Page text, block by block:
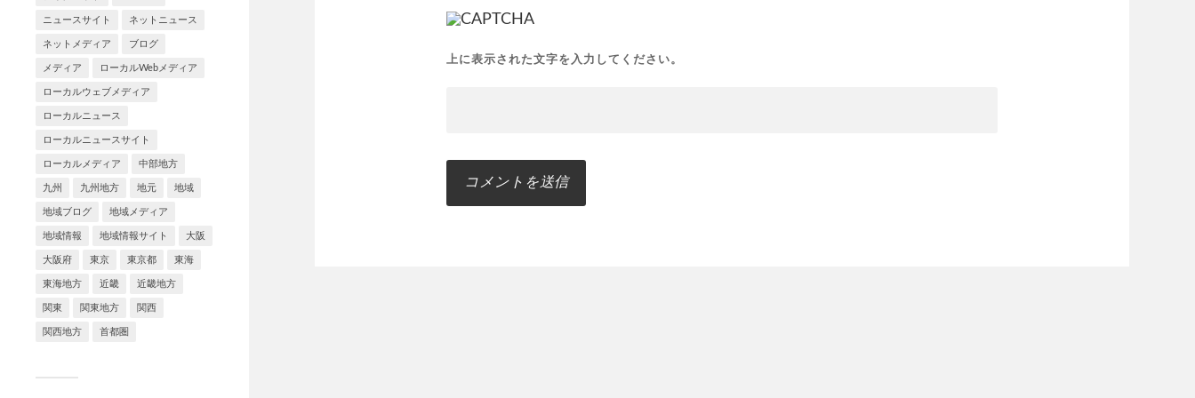
ニュースサイト ネットニュース
ネットメディア ブログ
メディア ローカルWebメディア
ローカルウェブメディア
ローカルニュース
ローカルニュースサイト
ローカルメディア 中部地方
九州 九州地方 地元 地域
地域ブログ 地域メディア
地域情報 地域情報サイト 大阪
大阪府 東京 東京都 東海
東海地方 近畿 近畿地方
関東 関東地方 関西
関西地方 首都圏
上に表示された文字を入力してください。